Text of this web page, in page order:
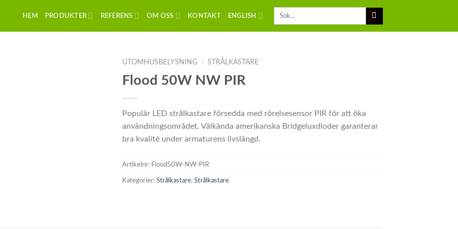
HEM PRODUKTER REFERENS OM OSS KONTAKT ENGLISH
UTOMHUSBELYSNING / STRÅLKASTARE
Flood 50W NW PIR
Populär LED strålkastare försedda med rörelsesensor PIR för att öka
användningsområdet. Välkända amerikanska Bridgeluxdioder garanterar
bra kvalité under armaturens livslängd.
Artikelnr: Flood50W-NW-PIR
Kategorier: Strålkastare, Strålkastare